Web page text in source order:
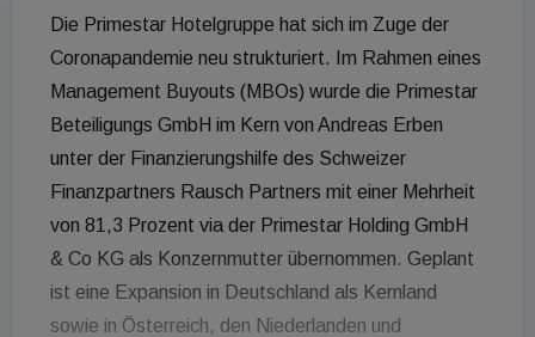
Die Primestar Hotelgruppe hat sich im Zuge der
Coronapandemie neu strukturiert. Im Rahmen eines
Management Buyouts (MBOs) wurde die Primestar
Beteiligungs GmbH im Kern von Andreas Erben
unter der Finanzierungshilfe des Schweizer
Finanzpartners Rausch Partners mit einer Mehrheit
von 81,3 Prozent via der Primestar Holding GmbH
& Co KG als Konzernmutter übernommen. Geplant
ist eine Expansion in Deutschland als Kernland
sowie in Österreich, den Niederlanden und